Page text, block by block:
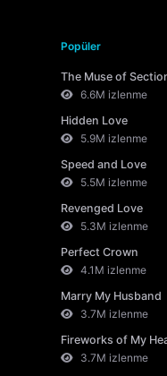
Popüler
The Muse of
6.6M izlenme
Hidden Love
5.9M izlenme
Speed and Love
5.5M izlenme
Revenged Love
5.3M izlenme
Perfect Crown
4.1M izlenme
Marry My Husband
3.7M izlenme
Fireworks of My
3.7M izlenme